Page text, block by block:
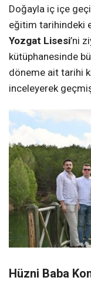
Doğayla iç içe
eğitim tarihindeki
Yozgat Lisesi’ni
kütüphanesinde
döneme ait tarihi
inceleyerek
Hüzni Baba